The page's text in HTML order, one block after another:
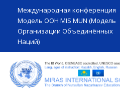
Международная конференция
Модель ООН MIS MUN (Модель
Организации Объединённых
Наций)